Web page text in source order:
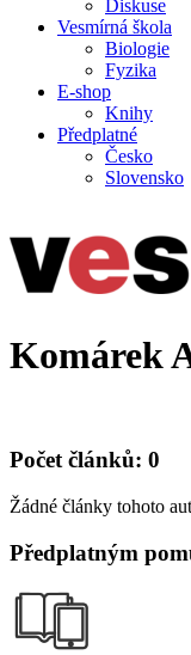
Diskuse
Vesmírná škola
Biologie
Fyzika
E-shop
Knihy
Předplatné
Česko
Slovensko
Komárek
Počet článků: 0
Žádné články tohoto
Předplatným